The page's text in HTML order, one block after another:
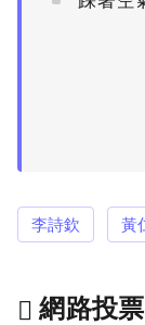
李詩欽 黃
網路投票